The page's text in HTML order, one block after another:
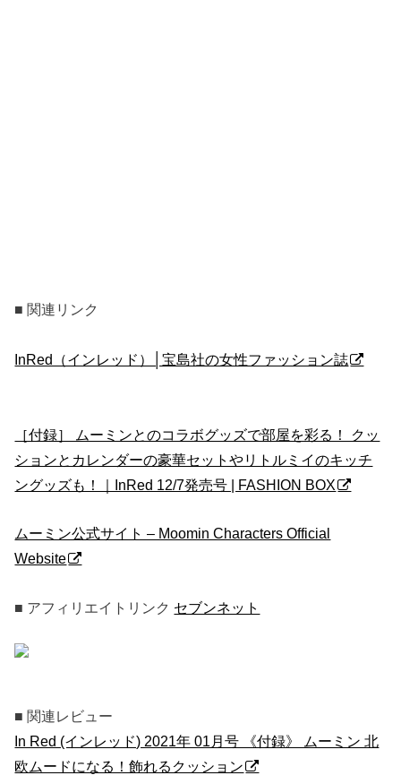
■ 関連リンク
InRed（インレッド）│宝島社の女性ファッション誌
［付録］ ムーミンとのコラボグッズで部屋を彩る！ クッ
ションとカレンダーの豪華セットやリトルミイのキッチ
ングッズも！｜InRed 12/7発売号 | FASHION BOX
ムーミン公式サイト – Moomin Characters Official
Website
■ アフィリエイトリンク セブンネット
■ 関連レビュー
In Red (インレッド) 2021年 01月号 《付録》 ムーミン 北
欧ムードになる！飾れるクッション